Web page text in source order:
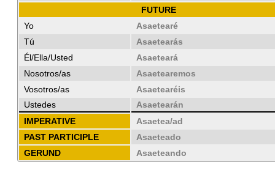
FUTURE
Yo
Asaetearé
Tú
Asaetearás
Él/Ella/Usted
Asaeteará
Nosotros/as
Asaetearemos
Vosotros/as
Asaetearéis
Ustedes
Asaetearán
IMPERATIVE
Asaetea/ad
PAST PARTICIPLE
Asaeteado
GERUND
Asaeteando